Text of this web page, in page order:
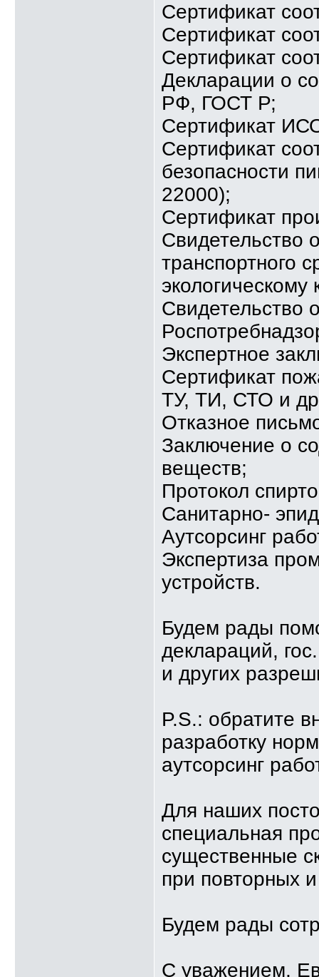
Сертификат
Сертификат
Сертификат
Декларации о
РФ, ГОСТ Р;
Сертификат
Сертификат
безопасности
22000);
Сертификат
Свидетельство
транспортного
экологическому
Свидетельство
Экспертное
Сертификат
ТУ, ТИ, СТО и
Отказное
Заключение о
веществ;
Протокол
Санитарно-
Аутсорсинг
Экспертиза
устройств.
Будем рады
деклараций,
и других
P.S.: обратите
разработку
аутсорсинг
Для наших
специальная
существенные
при повторных
Будем рады
С уважением,